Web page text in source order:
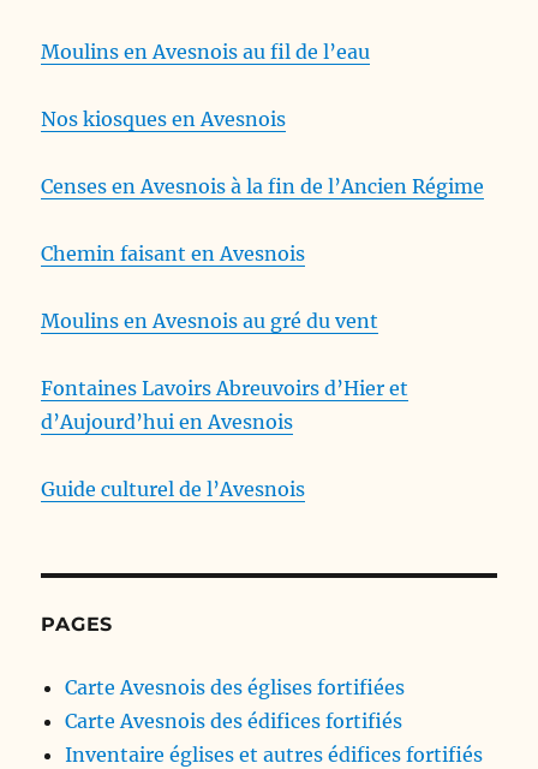
Moulins en Avesnois au fil de l’eau
Nos kiosques en Avesnois
Censes en Avesnois à la fin de l’Ancien Régime
Chemin faisant en Avesnois
Moulins en Avesnois au gré du vent
Fontaines Lavoirs Abreuvoirs d’Hier et
d’Aujourd’hui en Avesnois
Guide culturel de l’Avesnois
PAGES
Carte Avesnois des églises fortifiées
Carte Avesnois des édifices fortifiés
Inventaire églises et autres édifices fortifiés